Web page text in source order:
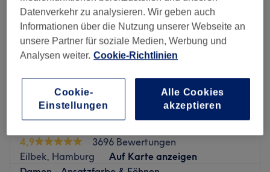
Freitag
09:00–20:00
Samstag
09:00–20:00
Sonntag
Geschlossen
Lust auf einen erstklassigen Haarschnitt oder einen
anspruchsvollen Balayage-Look, der deine natürliche
Schönheit unterstreicht? Dann komm bei One Cut in
Hamburg vorbei und lass dich von dem zauberhaften und
breitgefächerten Angebot rund um das Thema Schnitte,
Colorationen und Haarpflege überzeugen.
Nächste öffentliche Verkehrsmittel:
Die Haltestelle Barmbek befindet sich nur 3 Gehminuten
4,9
3696 Bewertungen
Eilbek, Hamburg
Auf Karte anzeigen
Datenverkehr zu analysieren. Wir geben auch
Informationen über die Nutzung unserer Webseite an
unsere Partner für soziale Medien, Werbung und
Analysen weiter. Cookie-Richtlinien
Cookie-
Einstellungen
Alle Cookies
akzeptieren